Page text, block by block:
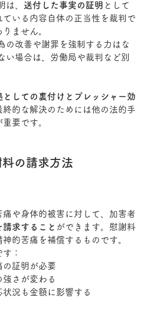
は、 送付した事実の証明 として
ている内容自体の正当性を裁判で
ません。
の改善や謝罪を強制する力はな
場合は、労働局や裁判など別
としての裏付けとプレッシャー効
終的な解決のためには他の法的手
要です。
の請求方法
や身体的被害に対して、加害者
請求すること ができます。慰謝料
的苦痛を補償するものです。
：
の証明が必要
さが変わる
況も金額に影響する